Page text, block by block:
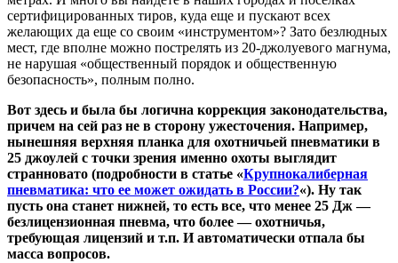
сертифицированных тиров, куда еще и пускают всех
желающих да еще со своим «инструментом»? Зато безлюдных
мест, где вполне можно пострелять из 20-джолуевого магнума,
не нарушая «общественный порядок и общественную
безопасность», полным полно.
Вот здесь и была бы логична коррекция законодательства,
причем на сей раз не в сторону ужесточения. Например,
нынешняя верхняя планка для охотничьей пневматики в
25 джоулей с точки зрения именно охоты выглядит
странновато (подробности в статье «Крупнокалиберная
пневматика: что ее может ожидать в России?«). Ну так
пусть она станет нижней, то есть все, что менее 25 Дж —
безлицензионная пневма, что более — охотничья,
требующая лицензий и т.п. И автоматически отпала бы
масса вопросов.